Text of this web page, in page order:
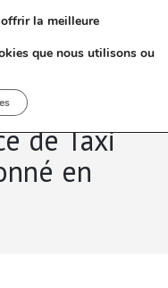
de Taxi
en
la meilleure
que nous utilisons ou